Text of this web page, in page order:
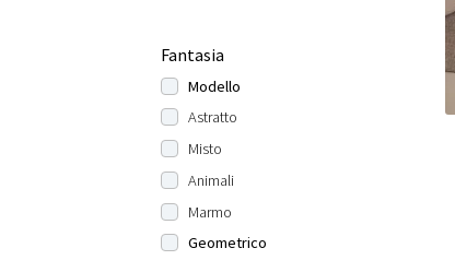
Fantasia
Modello
Astratto
Misto
Animali
Marmo
Geometrico